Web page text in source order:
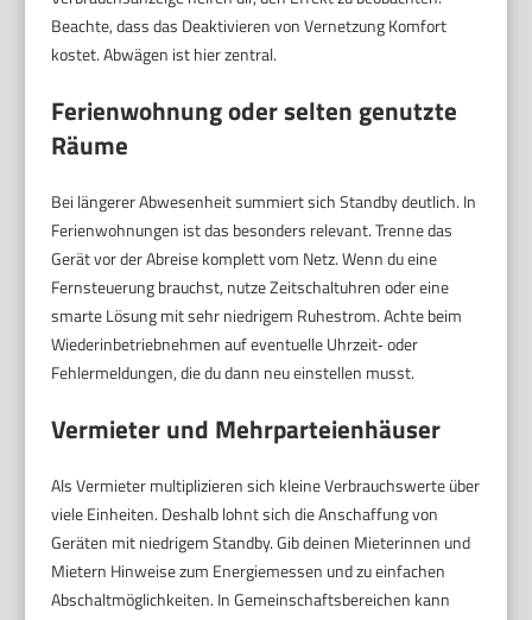
Beachte, dass das Deaktivieren von Vernetzung Komfort
kostet. Abwägen ist hier zentral.
Ferienwohnung oder selten genutzte
Räume
Bei längerer Abwesenheit summiert sich Standby deutlich. In
Ferienwohnungen ist das besonders relevant. Trenne das
Gerät vor der Abreise komplett vom Netz. Wenn du eine
Fernsteuerung brauchst, nutze Zeitschaltuhren oder eine
smarte Lösung mit sehr niedrigem Ruhestrom. Achte beim
Wiederinbetriebnehmen auf eventuelle Uhrzeit‑ oder
Fehlermeldungen, die du dann neu einstellen musst.
Vermieter und Mehrparteienhäuser
Als Vermieter multiplizieren sich kleine Verbrauchswerte über
viele Einheiten. Deshalb lohnt sich die Anschaffung von
Geräten mit niedrigem Standby. Gib deinen Mieterinnen und
Mietern Hinweise zum Energiemessen und zu einfachen
Abschaltmöglichkeiten. In Gemeinschaftsbereichen kann